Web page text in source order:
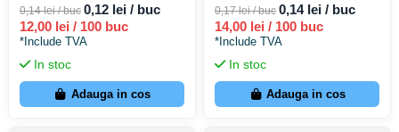
0,14 lei / buc 0,12 lei / buc
12,00 lei / 100 buc
*Include TVA
In stoc
Adauga in cos
0,17 lei / buc 0,14 lei / buc
14,00 lei / 100 buc
*Include TVA
In stoc
Adauga in cos